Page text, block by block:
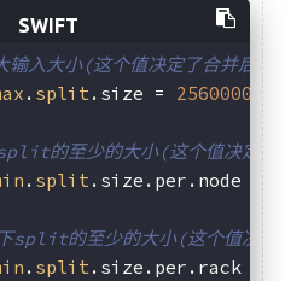
入大小(这个值决定了合并后文
. split .size = 256000000
的至少的大小(这个值决定了
. split .size.per.node =
split的至少的大小(这个值决定
. split .size.per.rack =